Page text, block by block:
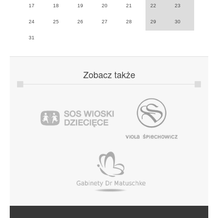
17 18 19 20 21 22 23
24 25 26 27 28 29 30
31
Zobacz także